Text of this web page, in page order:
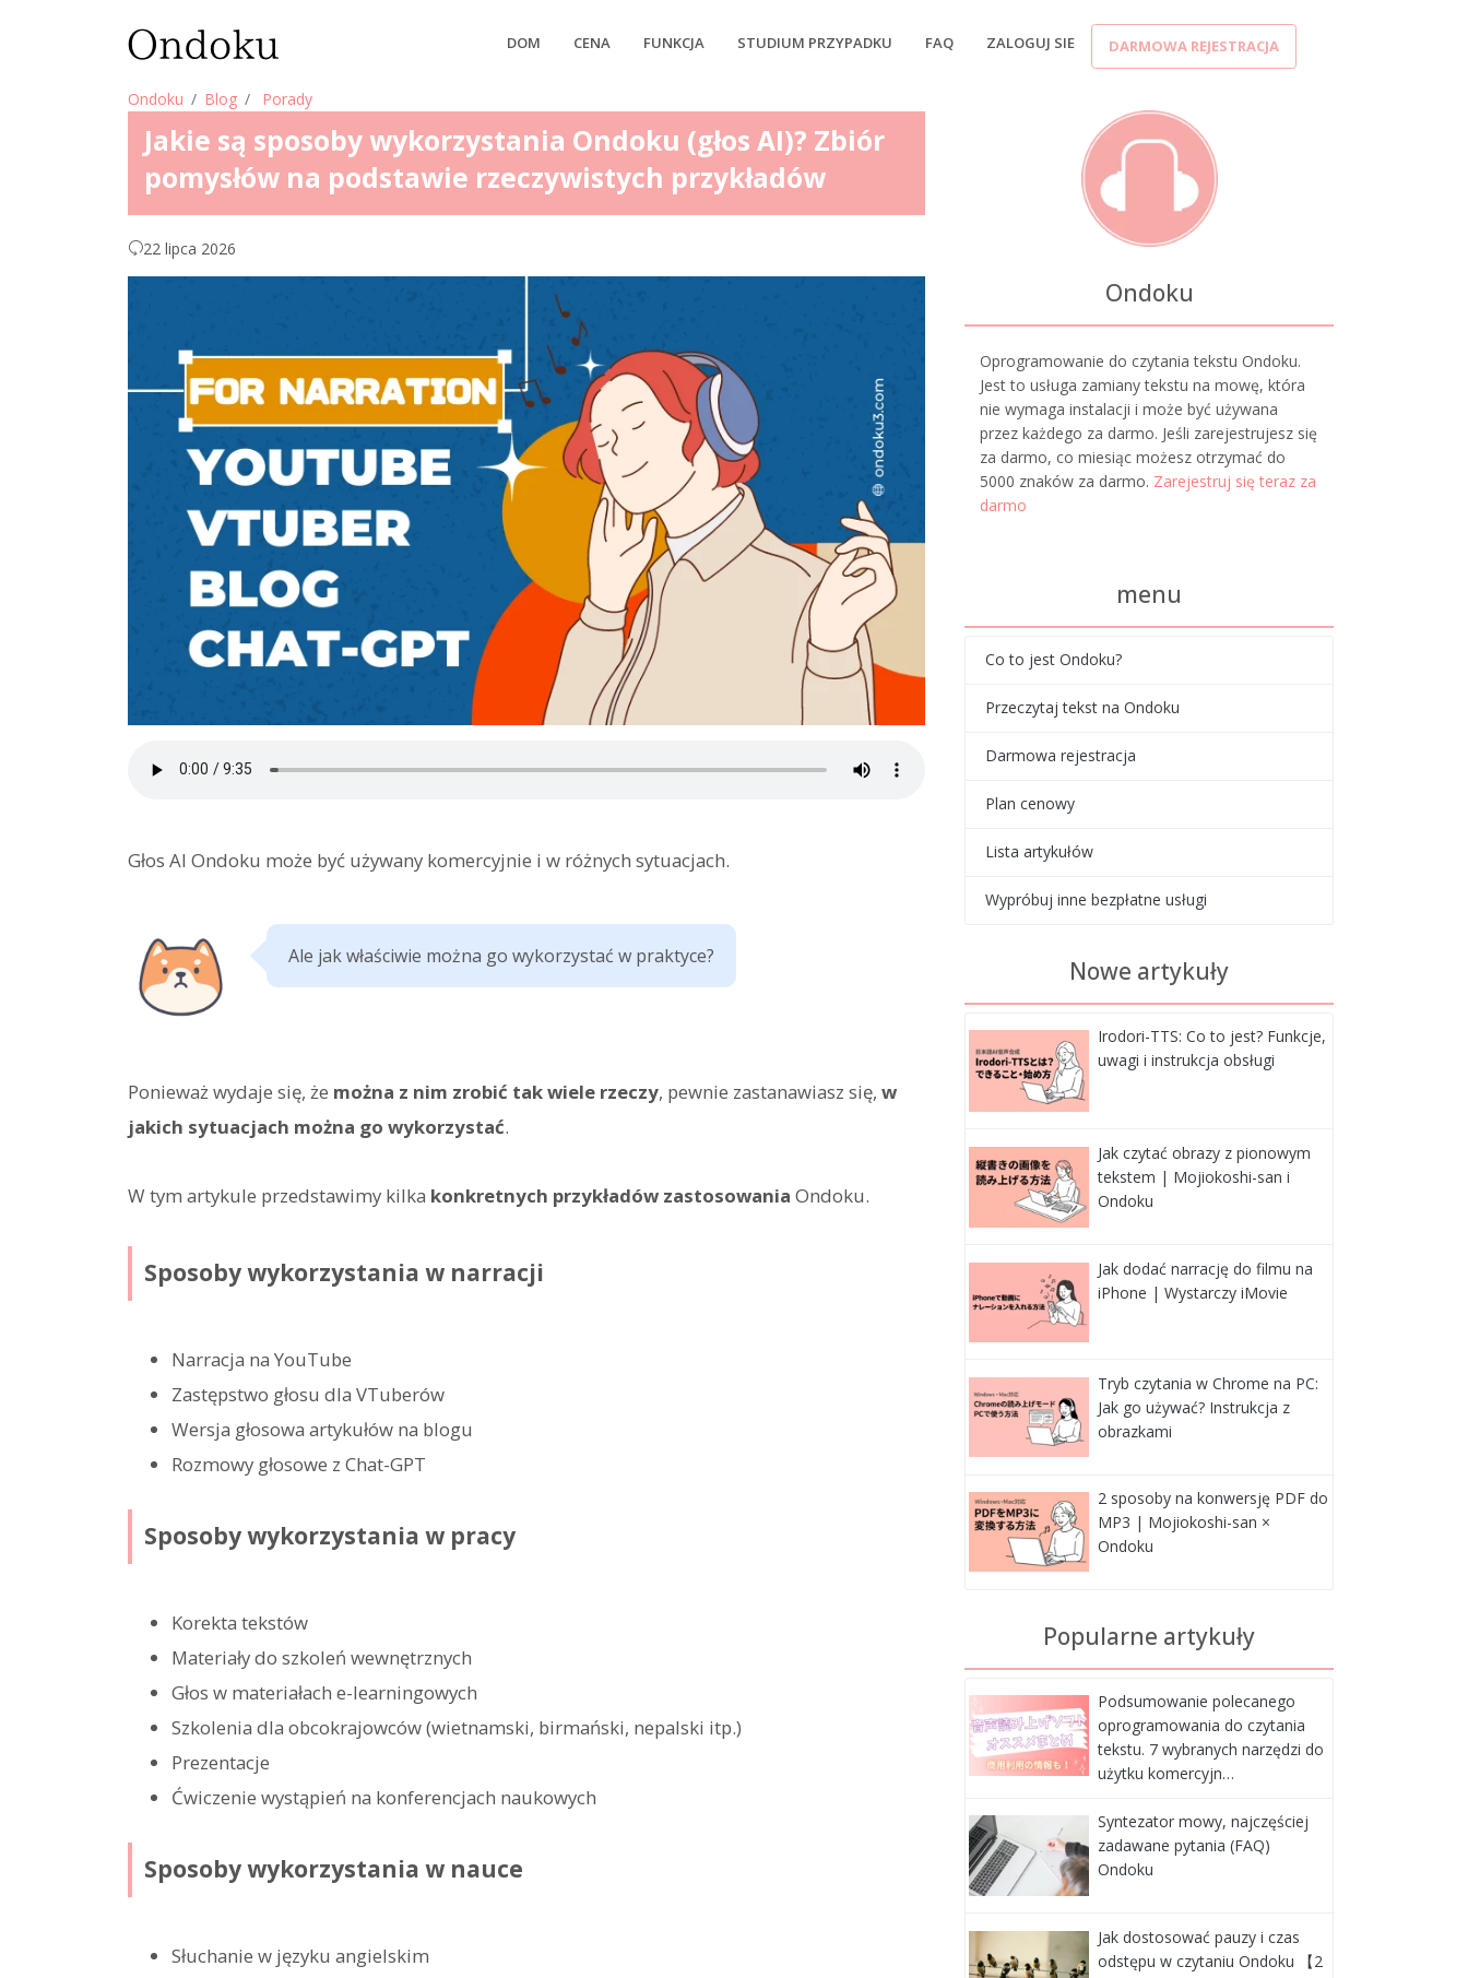
DOM CENA FUNKCJA STUDIUM PRZYPADKU FAQ ZALOGUJ SIE DARMOWA REJESTRACJA
Ondoku Blog Porady
Jakie są sposoby wykorzystania Ondoku (głos AI)? Zbiór
pomysłów na podstawie rzeczywistych przykładów
22 lipca 2026
Głos AI Ondoku może być używany komercyjnie i w różnych sytuacjach.
Ale jak właściwie można go wykorzystać w praktyce?
Ponieważ wydaje się, że można z nim zrobić tak wiele rzeczy, pewnie zastanawiasz się, w
jakich sytuacjach można go wykorzystać.
W tym artykule przedstawimy kilka konkretnych przykładów zastosowania Ondoku.
Sposoby wykorzystania w narracji
Narracja na YouTube
Zastępstwo głosu dla VTuberów
Wersja głosowa artykułów na blogu
Rozmowy głosowe z Chat-GPT
Sposoby wykorzystania w pracy
Korekta tekstów
Materiały do szkoleń wewnętrznych
Głos w materiałach e-learningowych
Szkolenia dla obcokrajowców (wietnamski, birmański, nepalski itp.)
Prezentacje
Ćwiczenie wystąpień na konferencjach naukowych
Sposoby wykorzystania w nauce
Słuchanie w języku angielskim
Ondoku
Oprogramowanie do czytania tekstu Ondoku.
Jest to usługa zamiany tekstu na mowę, która
nie wymaga instalacji i może być używana
przez każdego za darmo. Jeśli zarejestrujesz się
za darmo, co miesiąc możesz otrzymać do
5000 znaków za darmo. Zarejestruj się teraz za
darmo
menu
Co to jest Ondoku?
Przeczytaj tekst na Ondoku
Darmowa rejestracja
Plan cenowy
Lista artykułów
Wypróbuj inne bezpłatne usługi
Nowe artykuły
Irodori-TTS: Co to jest? Funkcje,
uwagi i instrukcja obsługi
Jak czytać obrazy z pionowym
tekstem | Mojiokoshi-san i
Ondoku
Jak dodać narrację do filmu na
iPhone | Wystarczy iMovie
Tryb czytania w Chrome na PC:
Jak go używać? Instrukcja z
obrazkami
2 sposoby na konwersję PDF do
MP3 | Mojiokoshi-san ×
Ondoku
Popularne artykuły
Podsumowanie polecanego
oprogramowania do czytania
tekstu. 7 wybranych narzędzi do
użytku komercyjn…
Syntezator mowy, najczęściej
zadawane pytania (FAQ)
Ondoku
Jak dostosować pauzy i czas
odstępu w czytaniu Ondoku 【2